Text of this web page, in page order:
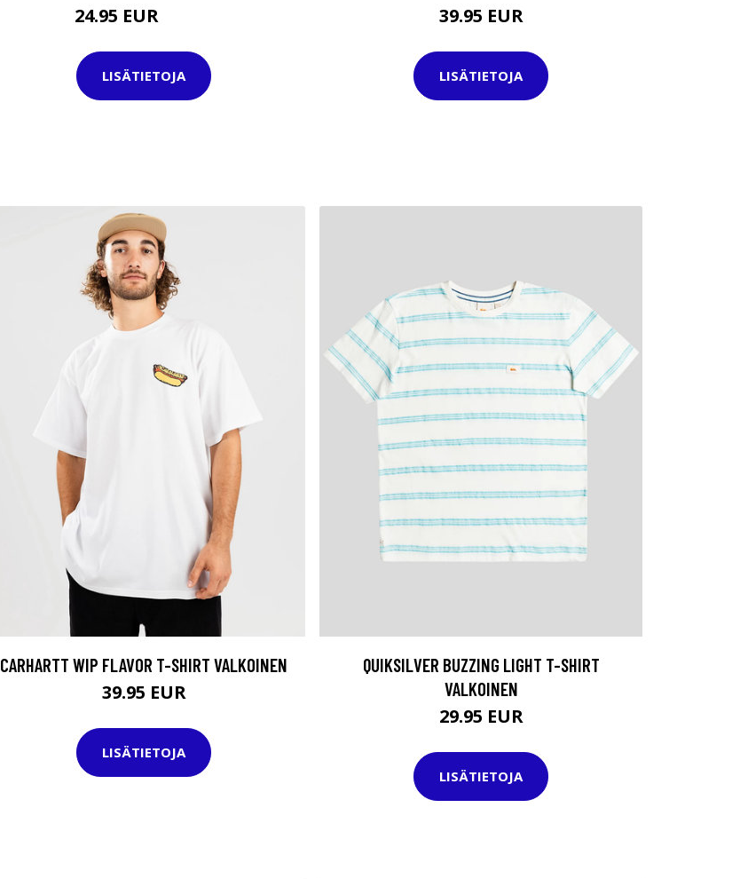
24.95 EUR
LISÄTIETOJA
39.95 EUR
LISÄTIETOJA
CARHARTT WIP FLAVOR T-SHIRT VALKOINEN
39.95 EUR
LISÄTIETOJA
QUIKSILVER BUZZING LIGHT T-SHIRT
VALKOINEN
29.95 EUR
LISÄTIETOJA